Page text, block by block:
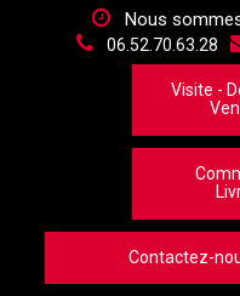
Nous
06.52.70.63.28
Visite -
Contactez-
Panneau de gestion des